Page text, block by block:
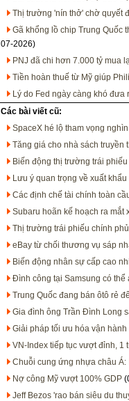
Thị trường 'nín thở' chờ quyết
Gã khổng lồ chip Trung Quốc
07-2026)
PNJ đã chi hơn 7.000 tỷ mua
Tiền hoàn thuế từ Mỹ giúp
Lý do Fed ngày càng khó đưa
Các bài viết cũ:
SpaceX hé lộ tham vọng
Tăng giá cho nhà sách
Biến động thị trường trái
Lưu ý quan trọng về xuất
Các định chế tài chính toàn
Subaru hoãn kế hoạch ra mắt
Thị trường trái phiếu chính
eBay từ chối thương vụ sáp
Biến động nhân sự cấp cao
Đình công tại Samsung có
Trung Quốc đang bán ôtô rẻ
Gia đình ông Trần Đình Long
Giải pháp tối ưu hóa vận
VN-Index tiếp tục vượt đỉnh, 1
Chuỗi cung ứng nhựa châu
Nợ công Mỹ vượt 100% GDP
Jeff Bezos 'rao bán siêu du